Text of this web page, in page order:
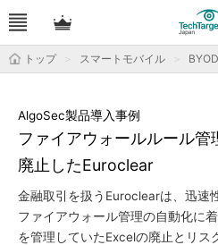
トップ スマートモバイル BYOD
ファイアウォールルール管
廃止したEuroclear
AlgoSec製品導入事例
金融取引を扱うEuroclearは、迅速
ファイアウォール管理の自動化に
を管理していたExcelの廃止とリス